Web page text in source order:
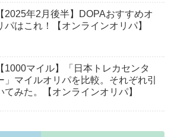
【2025年2月後半】DOPAおすすめオ
パはこれ！【オンラインオリパ】
【1000マイル】「日本トレカセンタ
」マイルオリパを比較。それぞれ引
てみた。【オンラインオリパ】